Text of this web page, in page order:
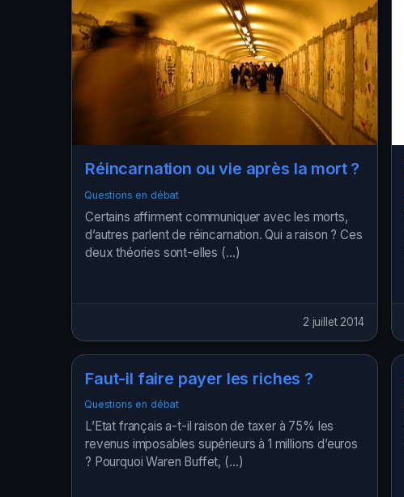
Réincarnation ou vie après la mort ?
Questions en débat
Certains affirment communiquer avec les morts,
d’autres parlent de réincarnation. Qui a raison ? Ces
deux théories sont-elles (…)
2 juillet 2014
Faut-il faire payer les riches ?
Questions en débat
L’Etat français a-t-il raison de taxer à 75% les
revenus imposables supérieurs à 1 millions d’euros
? Pourquoi Waren Buffet, (…)